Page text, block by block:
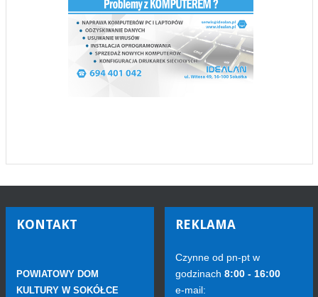
KONTAKT
POWIATOWY DOM
KULTURY W SOKÓŁCE
REKLAMA
Czynne od pn-pt w
godzinach 8:00 - 16:00
e-mail: